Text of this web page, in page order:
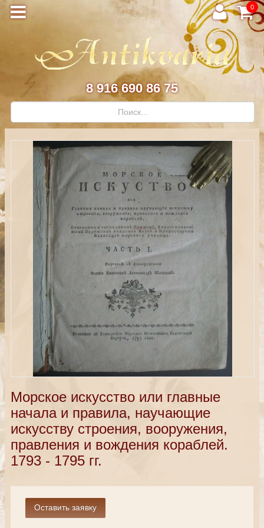
0
8 916 690 86 75
Морское искусство или главные
начала и правила, научающие
искусству строения, вооружения,
правления и вождения кораблей.
1793 - 1795 гг.